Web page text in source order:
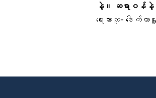
နဲ့။ ဆရာဝန်နဲ့
ရေးသားသူ- ‌‌‌ဒေါက်တ